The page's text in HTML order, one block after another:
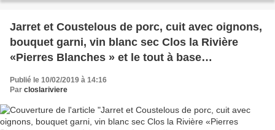
Jarret et Coustelous de porc, cuit avec oignons,
bouquet garni, vin blanc sec Clos la Rivière
«Pierres Blanches » et le tout à base
température 4h en cocotte en fonte au four à 80
degrés. Un pur régal... Bon dimanche. @Clos la
Publié le 10/02/2019 à 14:16
Par closlariviere